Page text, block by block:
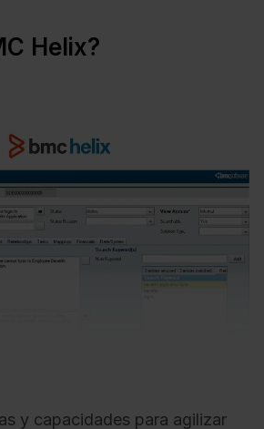
Helix?
y capacidades para agilizar